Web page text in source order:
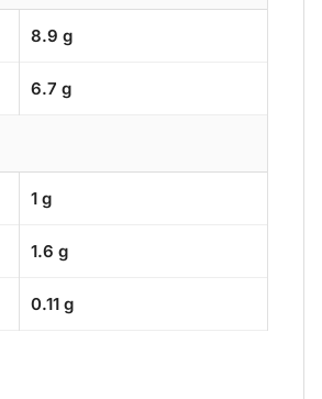
8.9 g
6.7 g
1 g
1.6 g
0.11 g